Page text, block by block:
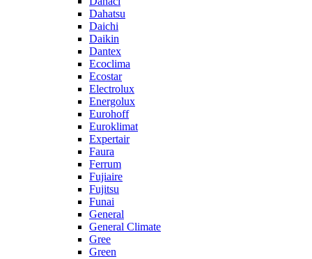
Dahatsu
Daichi
Daikin
Dantex
Ecoclima
Ecostar
Electrolux
Energolux
Eurohoff
Euroklimat
Expertair
Faura
Ferrum
Fujiaire
Fujitsu
Funai
General
General Climate
Gree
Green